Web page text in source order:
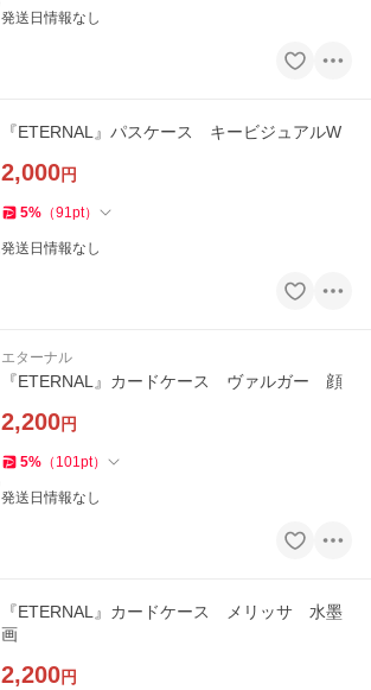
発送日情報なし
『ETERNAL』パスケース キービジュアルW
2,000円
5% （91pt）
発送日情報なし
エターナル
『ETERNAL』カードケース ヴァルガー 顔
2,200円
5% （ 101pt）
発送日情報なし
『ETERNAL』カードケース メリッサ 水墨
画
2,200円